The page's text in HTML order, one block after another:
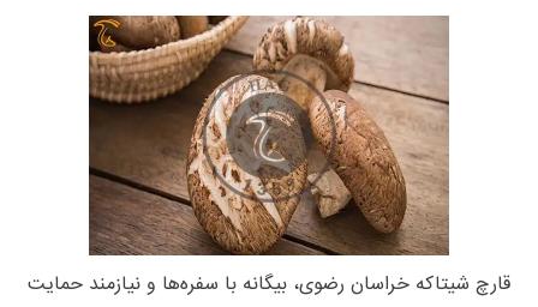
قارچ شیتاکه خراسان رضوی، بیگانه با سفره‌ها و نیازمند حمایت